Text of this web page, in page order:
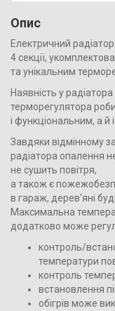
Опис
Електричний
4 секції,
та унікальним
Наявність у
терморегулятора
і функціональним, а й
Завдяки відмінному
радіатора опалення
не сушить повітря,
а також є
в гараж, дерев'яні
Максимальна
додатково може
контроль/
температури
контроль
встановлення
обігрів може